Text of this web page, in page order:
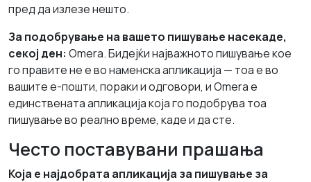
пред да излезе нешто.
За подобрување на вашето пишување насекаде,
секој ден: Omera. Бидејќи најважното пишување кое
го правите не е во наменска апликација — тоа е во
вашите е-пошти, пораки и одговори, и Omera е
единствената апликација која го подобрува тоа
пишување во реално време, каде и да сте.
Често поставувани прашања
Која е најдобрата апликација за пишување за